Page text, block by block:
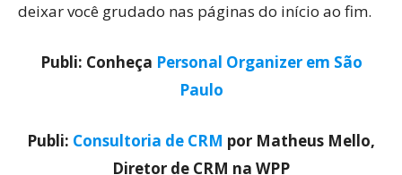
deixar você grudado nas páginas do início ao fim.
Publi: Conheça Personal Organizer em São
Paulo
Publi: Consultoria de CRM por Matheus Mello,
Diretor de CRM na WPP